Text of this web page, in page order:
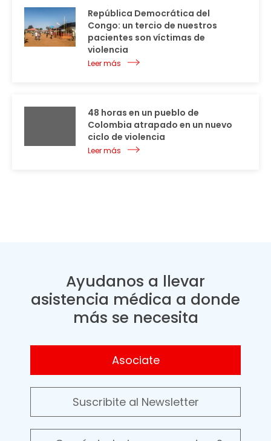
República Democrática del
Congo: un tercio de nuestros
pacientes son víctimas de
violencia
Leer más
48 horas en un pueblo de
Colombia atrapado en un nuevo
ciclo de violencia
Leer más
Ayudanos a llevar
asistencia médica a donde
más se necesita
Asociate
Suscribite al Newsletter